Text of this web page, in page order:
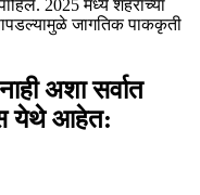
2025 मध्ये शहराच्या
जागतिक पाककृती
अशा सर्वात
येथे आहेत: